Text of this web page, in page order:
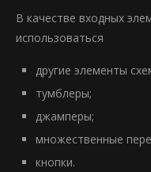
В качестве входных
использоваться
другие элементы
тумблеры;
джамперы;
множественные
кнопки.